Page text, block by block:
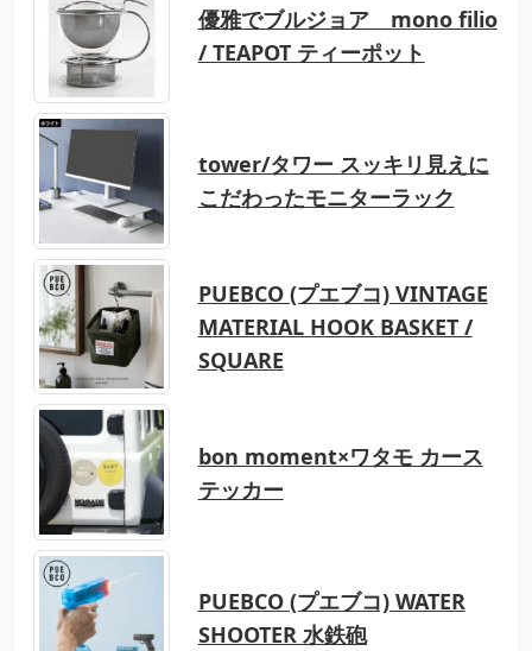
優雅でブルジョア mono filio
/ TEAPOT ティーポット
tower/タワー スッキリ見えに
こだわったモニターラック
PUEBCO (プエブコ) VINTAGE
MATERIAL HOOK BASKET /
SQUARE
bon moment×ワタモ カース
テッカー
PUEBCO (プエブコ) WATER
SHOOTER 水鉄砲